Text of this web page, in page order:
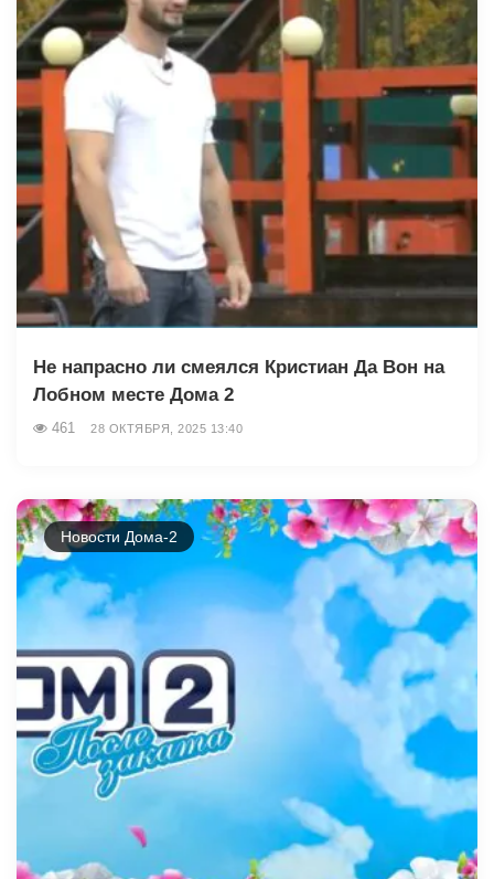
Не напрасно ли смеялся Кристиан Да Вон на
Лобном месте Дома 2
461 28 ОКТЯБРЯ, 2025 13:40
Новости Дома-2